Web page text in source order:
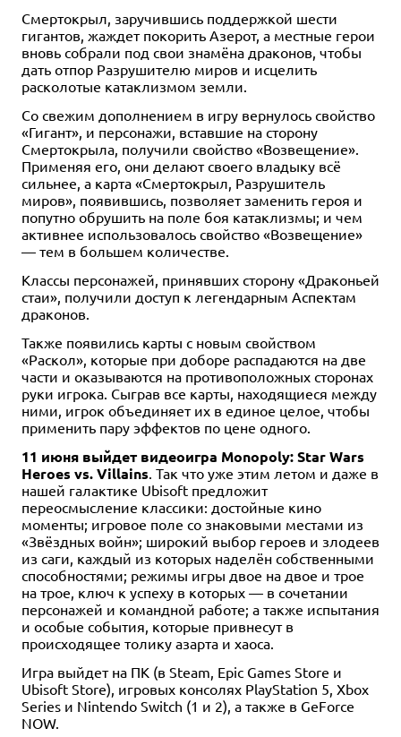
2-4 30 10+
Мой Остров
3 490 ₽
Купить
2-5 30-60 12+
Настольная игра "Ра"
4 490 ₽
Купить
2-4 15-20 7+
Лови мышей
999 ₽
Купить
2-5 20+ 4+
Черепашьи бега
30 отзывов
1 490 ₽
2-6 20-40 10+
Портрет Императора
1 отзыв
1 043 ₽ 1 490 ₽ -30%
Купить
2 20-30 10+
Сумерки Венеции
1 490 ₽
Купить
2 20-30 10+
Нептун и Веста
1 490 ₽
Купить
2-4 60+ 14+
Скала ведьм
3 990 ₽
Купить
3-5 10+ 8+
Офис!
560 ₽
Купить
2-5
30-45
10+
Шерлок Холмс
1 отзыв
1 494 ₽
Смертокрыл, заручившись поддержкой шести
гигантов, жаждет покорить Азерот, а местные герои
вновь собрали под свои знамёна драконов, чтобы
дать отпор Разрушителю миров и исцелить
расколотые катаклизмом земли.
Со свежим дополнением в игру вернулось свойство
«Гигант», и персонажи, вставшие на сторону
Смертокрыла, получили свойство «Возвещение».
Применяя его, они делают своего владыку всё
сильнее, а карта «Смертокрыл, Разрушитель
миров», появившись, позволяет заменить героя и
попутно обрушить на поле боя катаклизмы; и чем
активнее использовалось свойство «Возвещение»
— тем в большем количестве.
Классы персонажей, принявших сторону «Драконьей
стаи», получили доступ к легендарным Аспектам
драконов.
Также появились карты с новым свойством
«Раскол», которые при доборе распадаются на две
части и оказываются на противоположных сторонах
руки игрока. Сыграв все карты, находящиеся между
ними, игрок объединяет их в единое целое, чтобы
применить пару эффектов по цене одного.
11 июня выйдет видеоигра Monopoly: Star Wars
Heroes vs. Villains. Так что уже этим летом и даже в
нашей галактике Ubisoft предложит
переосмысление классики: достойные кино
моменты; игровое поле со знаковыми местами из
«Звёздных войн»; широкий выбор героев и злодеев
из саги, каждый из которых наделён собственными
способностями; режимы игры двое на двое и трое
на трое, ключ к успеху в которых — в сочетании
персонажей и командной работе; а также испытания
и особые события, которые привнесут в
происходящее толику азарта и хаоса.
Игра выйдет на ПК (в Steam, Epic Games Store и
Ubisoft Store), игровых консолях PlayStation 5, Xbox
Series и Nintendo Switch (1 и 2), а также в GeForce
NOW.